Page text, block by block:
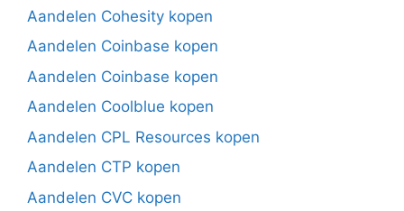
Aandelen Cohesity kopen
Aandelen Coinbase kopen
Aandelen Coinbase kopen
Aandelen Coolblue kopen
Aandelen CPL Resources kopen
Aandelen CTP kopen
Aandelen CVC kopen